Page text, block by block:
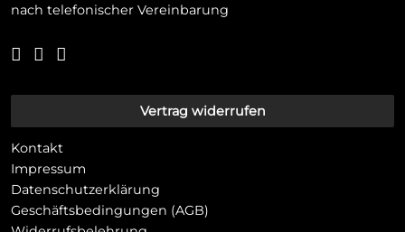
nach telefonischer Vereinbarung
Vertrag widerrufen
Kontakt
Impressum
Datenschutzerklärung
Geschäftsbedingungen (AGB)